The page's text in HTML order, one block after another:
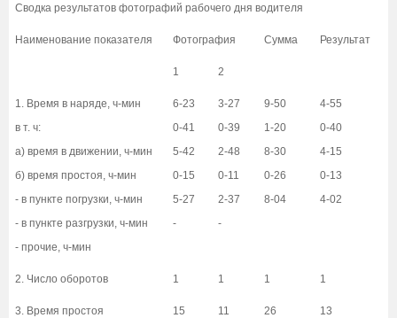
Сводка результатов фотографий рабочего дня водителя
Наименование показателя Фотография Сумма Результат
1 2
1. Время в наряде, ч-мин
в т. ч:
а) время в движении, ч-мин
б) время простоя, ч-мин
- в пункте погрузки, ч-мин
- в пункте разгрузки, ч-мин
- прочие, ч-мин
6-23
0-41
5-42
0-15
5-27
-
3-27
0-39
2-48
0-11
2-37
-
9-50
1-20
8-30
0-26
8-04
4-55
0-40
4-15
0-13
4-02
2. Число оборотов 1 1 1 1
3. Время простоя
15
11
26
13